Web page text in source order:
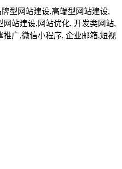
型网站建设,高端型网站建设,
站建设,网站优化, 开发类网站,
推广,微信小程序, 企业邮箱,短视